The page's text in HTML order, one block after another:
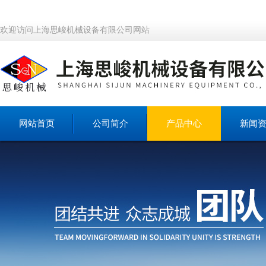
欢迎访问上海思峻机械设备有限公司网站
网站首页 公司简介 产品中心 新闻